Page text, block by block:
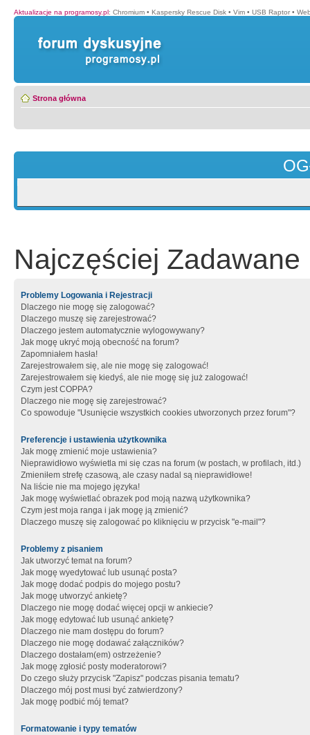
Aktualizacje na programosy.pl: Chromium • Kaspersky Rescue Disk • Vim • USB Raptor •
Strona główna
Najczęściej Zadawane
Problemy Logowania i Rejestracji
Dlaczego nie mogę się zalogować?
Dlaczego muszę się zarejestrować?
Dlaczego jestem automatycznie wylogowywany?
Jak mogę ukryć moją obecność na forum?
Zapomniałem hasła!
Zarejestrowałem się, ale nie mogę się zalogować!
Zarejestrowałem się kiedyś, ale nie mogę się już zalogować!
Czym jest COPPA?
Dlaczego nie mogę się zarejestrować?
Co spowoduje "Usunięcie wszystkich cookies utworzonych przez forum"?
Preferencje i ustawienia użytkownika
Jak mogę zmienić moje ustawienia?
Nieprawidłowo wyświetla mi się czas na forum (w postach, w profilach, itd.)
Zmieniłem strefę czasową, ale czasy nadal są nieprawidłowe!
Na liście nie ma mojego języka!
Jak mogę wyświetlać obrazek pod moją nazwą użytkownika?
Czym jest moja ranga i jak mogę ją zmienić?
Dlaczego muszę się zalogować po kliknięciu w przycisk "e-mail"?
Problemy z pisaniem
Jak utworzyć temat na forum?
Jak mogę wyedytować lub usunąć posta?
Jak mogę dodać podpis do mojego postu?
Jak mogę utworzyć ankietę?
Dlaczego nie mogę dodać więcej opcji w ankiecie?
Jak mogę edytować lub usunąć ankietę?
Dlaczego nie mam dostępu do forum?
Dlaczego nie mogę dodawać załączników?
Dlaczego dostałam(em) ostrzeżenie?
Jak mogę zgłosić posty moderatorowi?
Do czego służy przycisk "Zapisz" podczas pisania tematu?
Dlaczego mój post musi być zatwierdzony?
Jak mogę podbić mój temat?
Formatowanie i typy tematów